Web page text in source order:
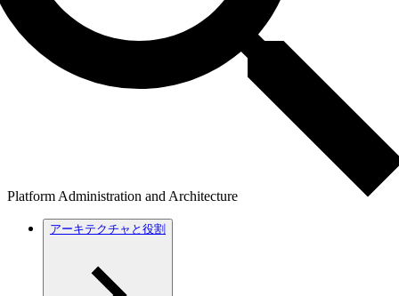
Platform Administration and Architecture
アーキテクチャと役割